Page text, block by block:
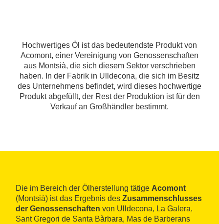
Hochwertiges Öl ist das bedeutendste Produkt von
Acomont, einer Vereinigung von Genossenschaften
aus Montsià, die sich diesem Sektor verschrieben
haben. In der Fabrik in Ulldecona, die sich im Besitz
des Unternehmens befindet, wird dieses hochwertige
Produkt abgefüllt, der Rest der Produktion ist für den
Verkauf an Großhändler bestimmt.
Die im Bereich der Ölherstellung tätige Acomont
(Montsià) ist das Ergebnis des Zusammenschlusses
der Genossenschaften von Ulldecona, La Galera,
Sant Gregori de Santa Bàrbara, Mas de Barberans